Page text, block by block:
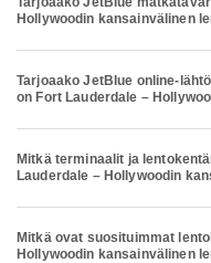
Hollywoodin kansainvälinen
Tarjoaako JetBlue online-
on Fort Lauderdale –
Mitkä terminaalit ja
Lauderdale – Hollywoodin
Mitkä ovat suosituimmat
Hollywoodin kansainvälinen